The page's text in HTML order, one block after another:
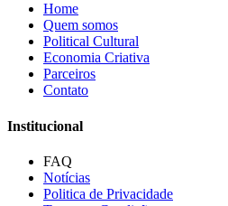
Home
Quem somos
Political Cultural
Economia Criativa
Parceiros
Contato
Institucional
FAQ
Notícias
Politica de Privacidade